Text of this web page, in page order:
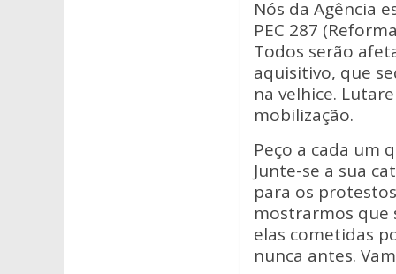
Nós da Agência
PEC 287
Todos serão
aquisitivo, que
na velhice.
mobilização.
Peço a cada um
Junte-se a sua
para os
mostrarmos que
elas cometidas
nunca antes.